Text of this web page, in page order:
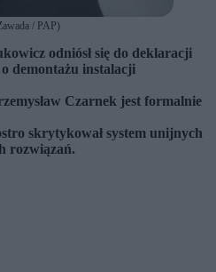
/ PAP)
odniósł się do deklaracji
demontażu instalacji
Czarnek jest formalnie
skrytykował system unijnych
rozwiązań.